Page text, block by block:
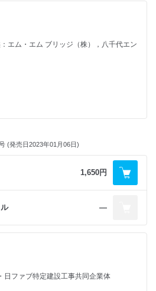
タイプ］工法 （株）横山基礎工事
，マグカップ ～
田 克利
信頼性向上に向けた方策と留意点（ナット
初の道路橋の実橋振動実験
（下り線）における免震効果の検証 ─
ンプリチー橋の設計・施工
ド ─
の更新事業 ─
晋吉/石割 大貴/白谷 浩一
エム・エム ブリッジ（株），八千代エン
留 恒誉/中川 竜一/志賀 行徳
とその時代
(発売日2023年01月06日)
1,650円
―
日ファブ特定建設工事共同企業体